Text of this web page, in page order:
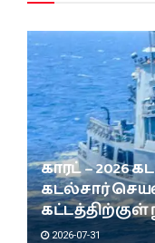
காரட் – 2026
கடல்சார்
கட்டத்திற்குள்
2026-07-31